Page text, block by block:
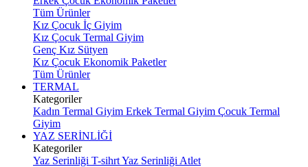
Tüm Ürünler
Kız Çocuk İç Giyim
Kız Çocuk Termal Giyim
Genç Kız Sütyen
Kız Çocuk Ekonomik Paketler
Tüm Ürünler
TERMAL
Kategoriler
Kadın Termal Giyim Erkek Termal Giyim Çocuk Termal
Giyim
YAZ SERİNLİĞİ
Kategoriler
Yaz Serinliği T-sihrtYaz Serinliği Atlet